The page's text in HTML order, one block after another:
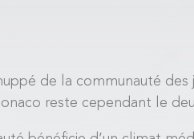
de la communauté
reste cependant le